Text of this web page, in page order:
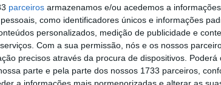
parceiros armazenamos e/ou acedemos a
como identificadores únicos e informações
personalizados, medição de publicidade e
Com a sua permissão, nós e os nossos
precisos através da procura de dispositivos.
parte e pela parte dos nossos 1733 parceiros,
chamado "Pushka Garazh". Foi
modelo Samara da marca Lada.
que o carro agora funciona com